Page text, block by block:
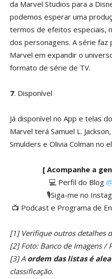
da Marvel Studios para a
podemos esperar uma
termos de efeitos especiais,
dos personagens. A série
Marvel em expandir o
formato de série de TV.
7. Disponível
Já disponível no App e telas
Marvel terá Samuel L.
Smulders e Olivia Colman no
[ Acompanhe a
💻 Perfil do Blog
🎙️Siga-me no
📺 Podcast e Programa de
[1] Verifique outros detalhes
[2] Foto: Banco de Imagens /
[3] A ordem das listas é
classificação.